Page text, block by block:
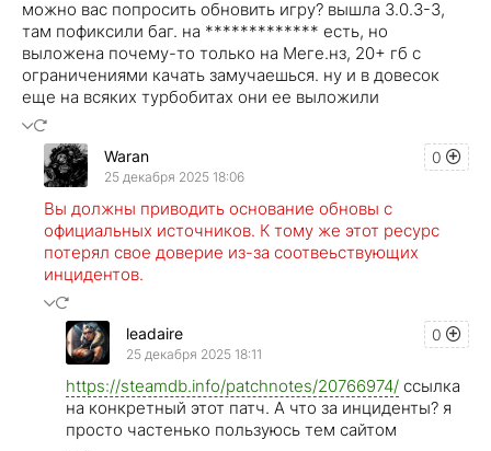
можно вас попросить обновить игру? вышла 3.0.3-3,
там пофиксили баг. на ************* есть, но
выложена почему-то только на Меге.нз, 20+ гб с
ограничениями качать замучаешься. ну и в довесок
еще на всяких турбобитах они ее выложили
0
Waran
25 декабря 2025 18:06
Вы должны приводить основание обновы с
официальных источников. К тому же этот ресурс
потерял свое доверие из-за соотвеьствующих
инцидентов.
0
leadaire
25 декабря 2025 18:11
https://steamdb.info/patchnotes/20766974/ ссылка
на конкретный этот патч. А что за инциденты? я
просто частенько пользуюсь тем сайтом